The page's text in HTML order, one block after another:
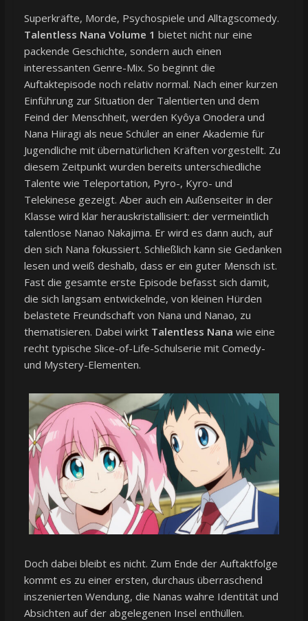
Superkräfte, Morde, Psychospiele und Alltagscomedy.
Talentless Nana Volume 1 bietet nicht nur eine
packende Geschichte, sondern auch einen
interessanten Genre-Mix. So beginnt die
Auftaktepisode noch relativ normal. Nach einer kurzen
Einführung zur Situation der Talentierten und dem
Feind der Menschheit, werden Kyôya Onodera und
Nana Hiiragi als neue Schüler an einer Akademie für
Jugendliche mit übernatürlichen Kräften vorgestellt. Zu
diesem Zeitpunkt wurden bereits unterschiedliche
Talente wie Teleportation, Pyro-, Kyro- und
Telekinese gezeigt. Aber auch ein Außenseiter in der
Klasse wird klar herauskristallisiert: der vermeintlich
talentlose Nanao Nakajima. Er wird es dann auch, auf
den sich Nana fokussiert. Schließlich kann sie Gedanken
lesen und weiß deshalb, dass er ein guter Mensch ist.
Fast die gesamte erste Episode befasst sich damit,
die sich langsam entwickelnde, von kleinen Hürden
belastete Freundschaft von Nana und Nanao, zu
thematisieren. Dabei wirkt Talentless Nana wie eine
recht typische Slice-of-Life-Schulserie mit Comedy-
und Mystery-Elementen.
Doch dabei bleibt es nicht. Zum Ende der Auftaktfolge
kommt es zu einer ersten, durchaus überraschend
inszenierten Wendung, die Nanas wahre Identität und
Absichten auf der abgelegenen Insel enthüllen.